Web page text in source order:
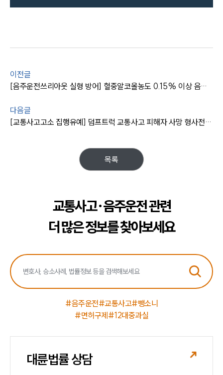
이전글
[음주운전쓰리아웃 실형 방어] 혈중알코올농도 0.15% 이상 음주운전형량 집행유예 위해 최선
다음글
[교통사고고소 집행유예] 덤프트럭 교통사고 피해자 사망 형사전문변호사 집행유예 받아
목록
교통사고·음주운전 관련
더 많은 정보를 찾아보세요
#음주운전#교통사고#뺑소니
#면허구제#12대중과실
대륜법률 상담